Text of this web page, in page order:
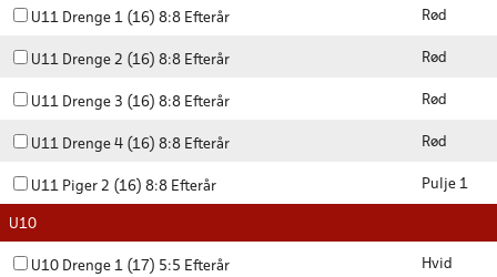
U11 Drenge 1 (16) 8:8 Efterår Rød
U11 Drenge 2 (16) 8:8 Efterår Rød
U11 Drenge 3 (16) 8:8 Efterår Rød
U11 Drenge 4 (16) 8:8 Efterår Rød
U11 Piger 2 (16) 8:8 Efterår Pulje 1
U10
U10 Drenge 1 (17) 5:5 Efterår Hvid